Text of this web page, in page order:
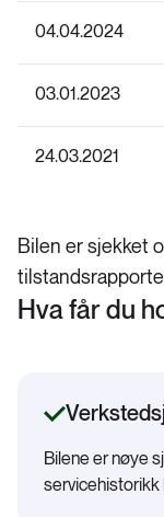
04.04.2024
03.01.2023
24.03.2021
Bilen er sjekket
Hva får du
Bilene er nøye
servicehistorikk